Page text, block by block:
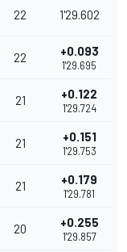
22 1'29.602
22 +0.093
1'29.695
21 +0.122
1'29.724
21 +0.151
1'29.753
21 +0.179
1'29.781
20 +0.255
1'29.857